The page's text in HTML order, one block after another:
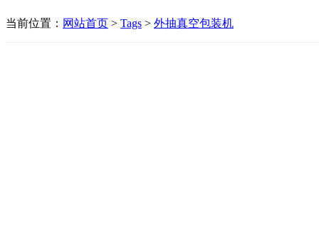
当前位置： 网站首页 > Tags > 外抽真空包装机